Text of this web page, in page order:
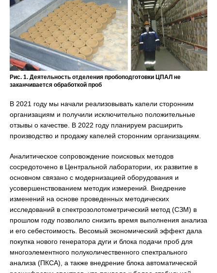
Рис. 1. Деятельность отделения пробоподготовки ЦПАЛ не
заканчивается обработкой проб
В 2021 году мы начали реализовывать капели сторонним
организациям и получили исключительно положительные
отзывы о качестве. В 2022 году планируем расширить
производство и продажу капелей сторонним организациям.
Аналитическое сопровождение поисковых методов
сосредоточено в Центральной лаборатории, их развитие в
основном связано с модернизацией оборудования и
усовершенствованием методик измерений. Внедрение
изменений на основе проведенных методических
исследований в спектрозолотометрический метод (СЗМ) в
прошлом году позволило снизить время выполнения анализа
и его себестоимость. Весомый экономический эффект дала
покупка нового генератора дуги и блока подачи проб для
многоэлементного полуколичественного спектрального
анализа (ПКСА), а также внедрение блока автоматической